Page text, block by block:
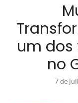
um
no
7 de